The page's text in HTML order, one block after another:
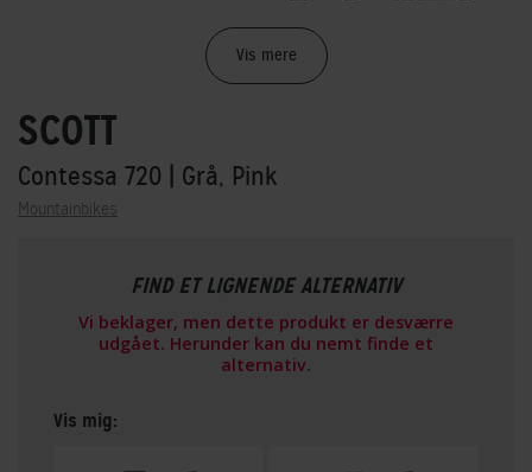
Vis mere
SCOTT
Contessa 720 | Grå, Pink
Mountainbikes
FIND ET LIGNENDE ALTERNATIV
Vi beklager, men dette produkt er desværre
udgået. Herunder kan du nemt finde et
alternativ.
Vis mig: